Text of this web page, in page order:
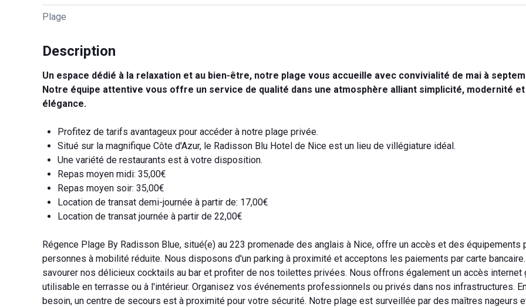
Plage
Description
Un espace dédié à la relaxation et au bien-être, notre plage vous accueille avec convivialité de mai à
Notre équipe attentive vous offre un service de qualité dans une atmosphère alliant simplicité, modernité et
élégance.
Profitez de tarifs avantageux pour accéder à notre plage privée.
Situé sur la magnifique Côte d'Azur, le Radisson Blu Hotel de Nice est un lieu de villégiature idéal.
Une variété de restaurants est à votre disposition.
Repas moyen midi: 35,00€
Repas moyen soir: 35,00€
Location de transat demi-journée à partir de: 17,00€
Location de transat journée à partir de 22,00€
Régence Plage By Radisson Blue, situé(e) au 223 promenade des anglais à Nice, offre un accès et des équipements
personnes à mobilité réduite. Nous disposons d'un parking à proximité et acceptons les paiements par carte
savourer nos délicieux cocktails au bar et profiter de nos toilettes privées. Nous offrons également un accès internet
utilisable en terrasse ou à l'intérieur. Organisez vos événements professionnels ou privés dans nos infrastructures.
besoin, un centre de secours est à proximité pour votre sécurité. Notre plage est surveillée par des maîtres nageurs